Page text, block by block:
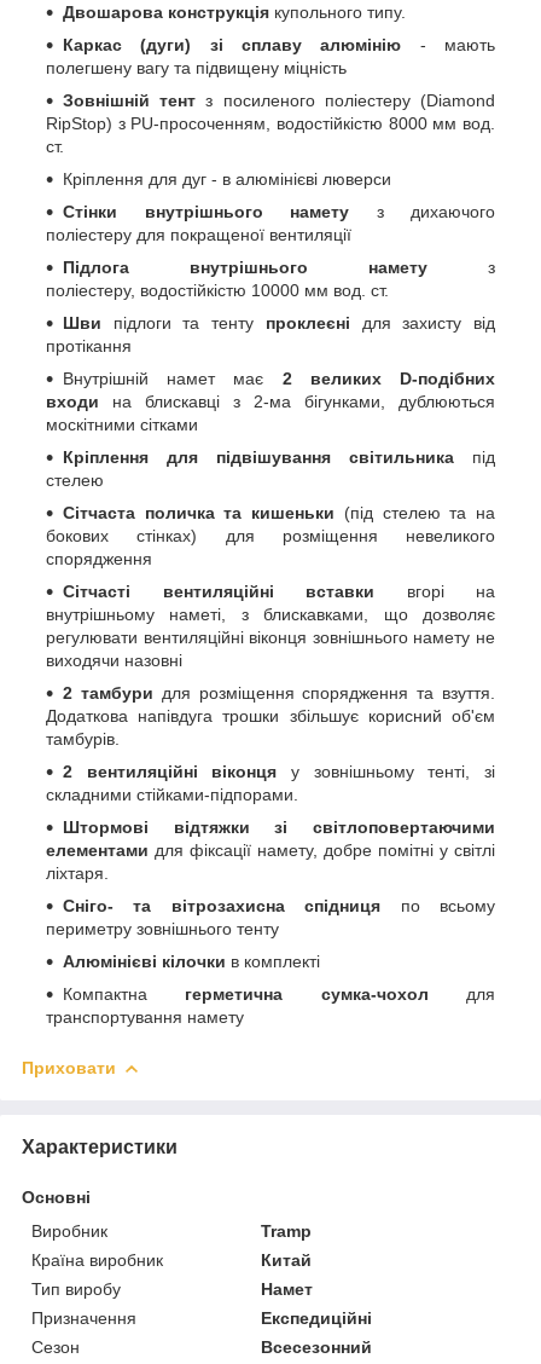
Двошарова конструкція купольного типу.
Каркас (дуги) зі сплаву алюмінію - мають
полегшену вагу та підвищену міцність
Зовнішній тент з посиленого поліестеру (Diamond
RipStop) з PU-просоченням, водостійкістю 8000 мм вод.
ст.
Кріплення для дуг - в алюмінієві люверси
Стінки внутрішнього намету з дихаючого
поліестеру для покращеної вентиляції
Підлога внутрішнього намету з
поліестеру, водостійкістю 10000 мм вод. ст.
Шви підлоги та тенту проклеєні для захисту від
протікання
Внутрішній намет має 2 великих D-подібних
входи на блискавці з 2-ма бігунками, дублюються
москітними сітками
Кріплення для підвішування світильника під
стелею
Сітчаста поличка та кишеньки (під стелею та на
бокових стінках) для розміщення невеликого
спорядження
Сітчасті вентиляційні вставки вгорі на
внутрішньому наметі, з блискавками, що дозволяє
регулювати вентиляційні віконця зовнішнього намету не
виходячи назовні
2 тамбури для розміщення спорядження та взуття.
Додаткова напівдуга трошки збільшує корисний об'єм
тамбурів.
2 вентиляційні віконця у зовнішньому тенті, зі
складними стійками-підпорами.
Штормові відтяжки зі світлоповертаючими
елементами для фіксації намету, добре помітні у світлі
ліхтаря.
Сніго- та вітрозахисна спідниця по всьому
периметру зовнішнього тенту
Алюмінієві кілочки в комплекті
Компактна герметична сумка-чохол для
транспортування намету
Приховати
Характеристики
Основні
Виробник
Tramp
Країна виробник
Китай
Тип виробу
Намет
Призначення
Експедиційні
Сезон
Всесезонний